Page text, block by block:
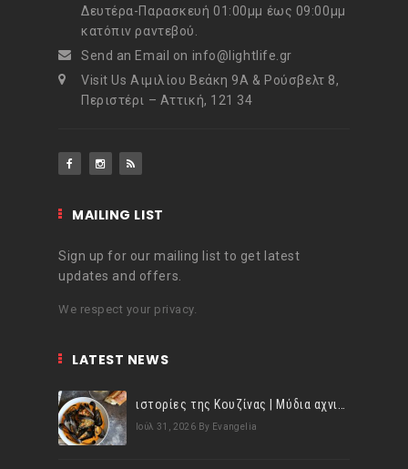
Δευτέρα-Παρασκευή 01:00μμ έως 09:00μμ
κατόπιν ραντεβού.
Send an Email on info@lightlife.gr
Visit Us Αιμιλίου Βεάκη 9Α & Ρούσβελτ 8,
Περιστέρι – Αττική, 121 34
MAILING LIST
Sign up for our mailing list to get latest
updates and offers.
We respect your privacy.
LATEST NEWS
ιστορίες της Κουζίνας | Μύδια αχνιστά σβησμένα με λευκό κρασί!
Ιούλ 31, 2026 By Evangelia